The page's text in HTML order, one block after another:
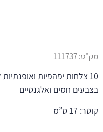
מק"ט:111737
10 צלחות יפהפיות
בצבעים חמים ואלגנטיים
קוטר: 17 ס”מ